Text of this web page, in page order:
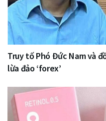
Truy tố Phó Đức Nam và
lừa đảo ‘forex’